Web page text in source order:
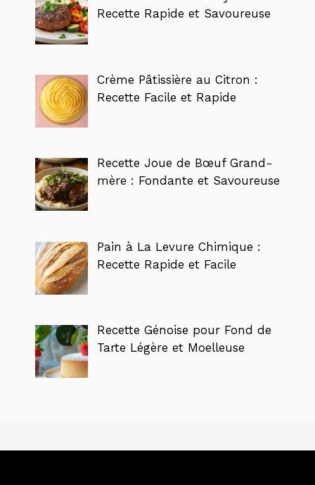
Recette Rapide et Savoureuse
Crème Pâtissière au Citron :
Recette Facile et Rapide
Recette Joue de Bœuf Grand-
mère : Fondante et Savoureuse
Pain à La Levure Chimique :
Recette Rapide et Facile
Recette Génoise pour Fond de
Tarte Légère et Moelleuse